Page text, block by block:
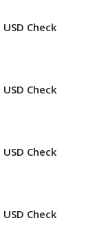
Check
Check
Check
Check